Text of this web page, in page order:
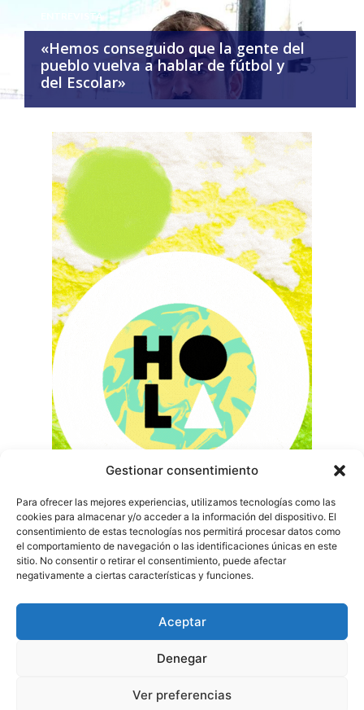
Gestionar consentimiento
Para ofrecer las mejores experiencias, utilizamos tecnologías como las
cookies para almacenar y/o acceder a la información del dispositivo. El
consentimiento de estas tecnologías nos permitirá procesar datos como
el comportamiento de navegación o las identificaciones únicas en este
sitio. No consentir o retirar el consentimiento, puede afectar
negativamente a ciertas características y funciones.
Aceptar
Denegar
Ver preferencias
ENTREVISTA
«Hemos conseguido que la gente del
pueblo vuelva a hablar de fútbol y
del Escolar»